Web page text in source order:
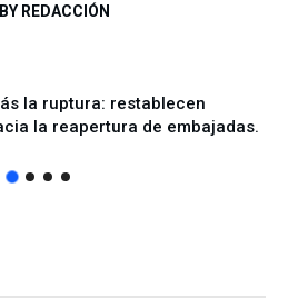
REDACCIÓN
la ruptura: restablecen
la reapertura de embajadas.